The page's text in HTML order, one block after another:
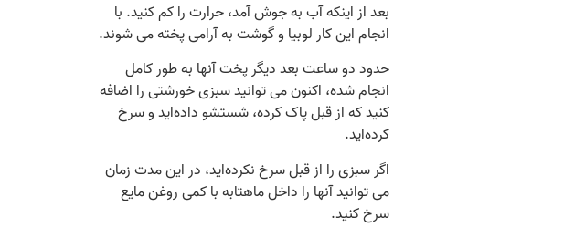
بعد از اینکه آب به جوش آمد، حرارت را کم کنید. با
انجام این کار لوبیا و گوشت به آرامی پخته می‌ شوند.
حدود دو ساعت بعد دیگر پخت آنها به طور کامل
انجام شده، اکنون می‌ توانید سبزی خورشتی را اضافه
کنید که از قبل پاک کرده، شستشو داده‌اید و سرخ
کرده‌اید.
اگر سبزی را از قبل سرخ نکرده‌اید، در این مدت زمان
می‌ توانید آنها را داخل ماهتابه با کمی روغن مایع
سرخ کنید.